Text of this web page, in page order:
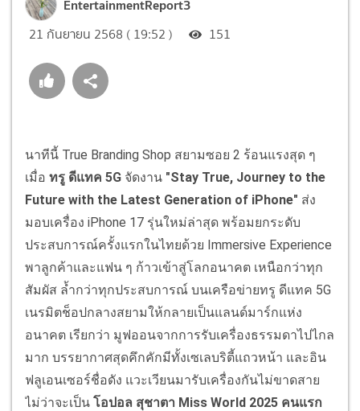
EntertainmentReport3
21 กันยายน 2568 ( 19:52 ) 151
นาทีนี้ True Branding Shop สยามซอย 2 ร้อนแรงสุด ๆ
เมื่อ ทรู ดีแทค 5G จัดงาน "Stay True, Journey to the
Future with the Latest Generation of iPhone" ส่ง
มอบเครื่อง iPhone 17 รุ่นใหม่ล่าสุด พร้อมยกระดับ
ประสบการณ์ครั้งแรกในไทยด้วย Immersive Experience
พาลูกค้าและแฟน ๆ ก้าวเข้าสู่โลกอนาคต เหนือกว่าทุก
สัมผัส ล้ำกว่าทุกประสบการณ์ บนเครือข่ายทรู ดีแทค 5G
เนรมิตช็อปกลางสยามให้กลายเป็นแลนด์มาร์กแห่ง
อนาคต เรียกว่า มูฟออนจากการรับเครื่องธรรมดาไปไกล
มาก บรรยากาศสุดคึกคักมีทั้งเซเลบริตี้แถวหน้า และอิน
ฟลูเอนเซอร์ชื่อดัง แวะเวียนมารับเครื่องกันไม่ขาดสาย
ไม่ว่าจะเป็น โอปอล สุชาตา Miss World 2025 คนแรก